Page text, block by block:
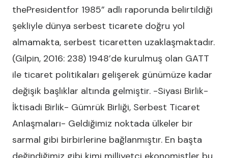
thePresidentfor 1985” adlı raporunda belirtildiği
şekliyle dünya serbest ticarete doğru yol
almamakta, serbest ticaretten uzaklaşmaktadır.
(Gilpin, 2016: 238) 1948’de kurulmuş olan GATT
ile ticaret politikaları gelişerek günümüze kadar
değişik başlıklar altında gelmiştir. -Siyasi Birlik-
İktisadi Birlik- Gümrük Birliği, Serbest Ticaret
Anlaşmaları- Geldiğimiz noktada ülkeler bir
sarmal gibi birbirlerine bağlanmıştır. En başta